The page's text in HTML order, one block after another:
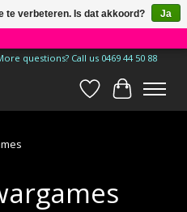
×
questions? Call us 0469 44 50 88
Verlanglijst
te verbeteren. Is dat akkoord?
Ja